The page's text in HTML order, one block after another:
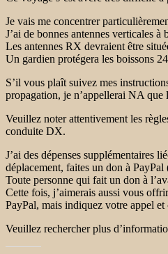
Je vais me concentrer
J’ai de bonnes antennes verticales à
Les antennes RX devraient être
Un gardien protégera les boissons
S’il vous plaît suivez mes
propagation, je n’appellerai NA que
Veuillez noter attentivement les
conduite DX.
J’ai des dépenses supplémentaires
déplacement, faites un don à
Toute personne qui fait un don à
Cette fois, j’aimerais aussi vous
PayPal, mais indiquez votre appel et
Veuillez rechercher plus